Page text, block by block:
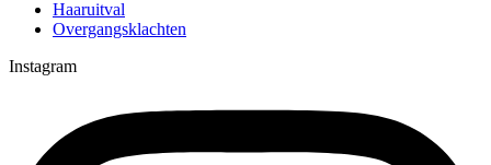
Haaruitval
Overgangsklachten
Instagram